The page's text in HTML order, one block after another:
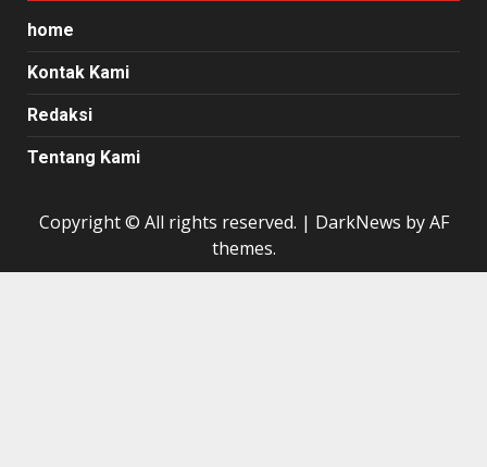
home
Kontak Kami
Redaksi
Tentang Kami
Copyright © All rights reserved. | DarkNews by AF
themes.